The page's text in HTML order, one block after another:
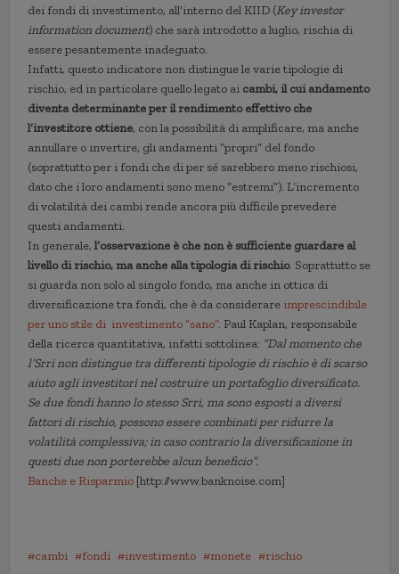
dei fondi di investimento, all’interno del KIID (Key investor
information document) che sarà introdotto a luglio, rischia di
essere pesantemente inadeguato.
Infatti, questo indicatore non distingue le varie tipologie di
rischio, ed in particolare quello legato ai cambi, il cui andamento
diventa determinante per il rendimento effettivo che
l’investitore ottiene, con la possibilità di amplificare, ma anche
annullare o invertire, gli andamenti “propri” del fondo
(soprattutto per i fondi che di per sé sarebbero meno rischiosi,
dato che i loro andamenti sono meno “estremi”). L’incremento
di volatilità dei cambi rende ancora più difficile prevedere
questi andamenti.
In generale,l’osservazione è che non è sufficiente guardare al
livello di rischio, ma anche alla tipologia di rischio. Soprattutto se
si guarda non solo al singolo fondo, ma anche in ottica di
diversificazione tra fondi, che è da considerare imprescindibile
per uno stile di investimento “sano”. Paul Kaplan, responsabile
della ricerca quantitativa, infatti sottolinea: “Dal momento che
l’Srri non distingue tra differenti tipologie di rischio è di scarso
aiuto agli investitori nel costruire un portafoglio diversificato.
Se due fondi hanno lo stesso Srri, ma sono esposti a diversi
fattori di rischio, possono essere combinati per ridurre la
volatilità complessiva; in caso contrario la diversificazione in
questi due non porterebbe alcun beneficio”.
Banche e Risparmio [http://www.banknoise.com]
cambi fondi investimento monete rischio